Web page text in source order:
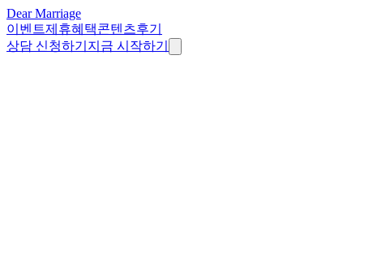
Dear Marriage
이벤트제휴혜택콘텐츠후기
상담 신청하기 지금 시작하기